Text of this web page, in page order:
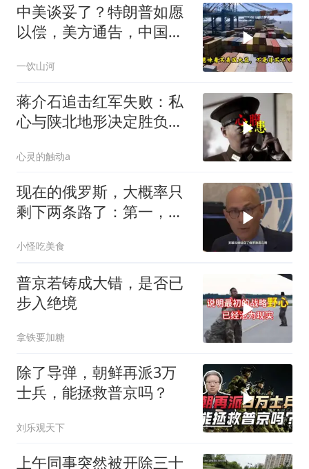
中美谈妥了？特朗普如愿
以偿，美方通告，中国增
一饮山河
蒋介石追击红军失败：私
心与陕北地形决定胜负命
心灵的触动a
现在的俄罗斯，大概率只
剩下两条路了：第一，把
小怪吃美食
普京若铸成大错，是否已
步入绝境
拿铁要加糖
除了导弹，朝鲜再派3万
士兵，能拯救普京吗？
刘乐观天下
上午同事突然被开除三十